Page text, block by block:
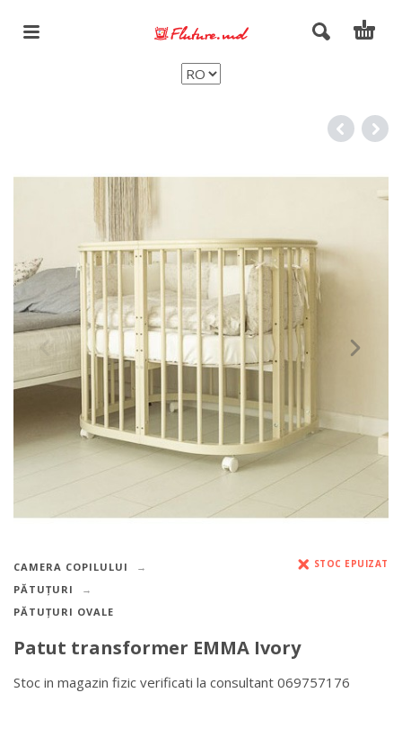
CAMERA COPILULUI
PĂTUȚURI
PĂTUȚURI OVALE
STOC EPUIZAT
Patut transformer EMMA Ivory
Stoc in magazin fizic verificati la consultant 069757176